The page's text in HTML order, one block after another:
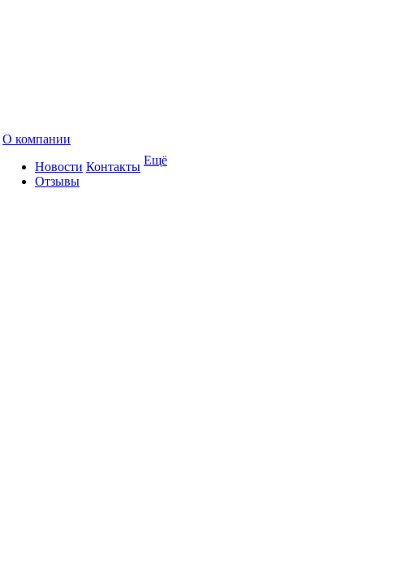
О компании
Новости
Отзывы
Контакты Ещё